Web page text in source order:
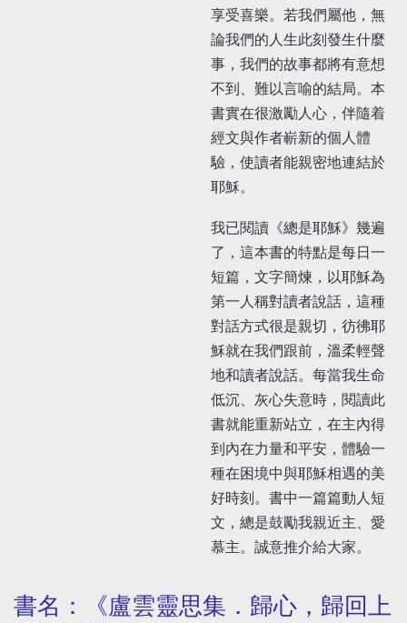
享受喜樂。若我們屬他，無
論我們的人生此刻發生什麼
事，我們的故事都將有意想
不到、難以言喻的結局。本
書實在很激勵人心，伴隨着
經文與作者嶄新的個人體
驗，使讀者能親密地連結於
耶穌。
我已閱讀《總是耶穌》幾遍
了，這本書的特點是每日一
短篇，文字簡煉，以耶穌為
第一人稱對讀者說話，這種
對話方式很是親切，彷彿耶
穌就在我們跟前，溫柔輕聲
地和讀者說話。每當我生命
低沉、灰心失意時，閱讀此
書就能重新站立，在主內得
到內在力量和平安，體驗一
種在困境中與耶穌相遇的美
好時刻。書中一篇篇動人短
文，總是鼓勵我親近主、愛
慕主。誠意推介給大家。
書名：《盧雲靈思集．歸心，歸回上